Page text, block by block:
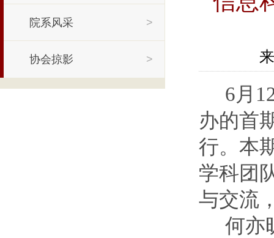
院系风采 >
协会掠影 >
6月
办的首
行。本
学科团
与交流
何亦